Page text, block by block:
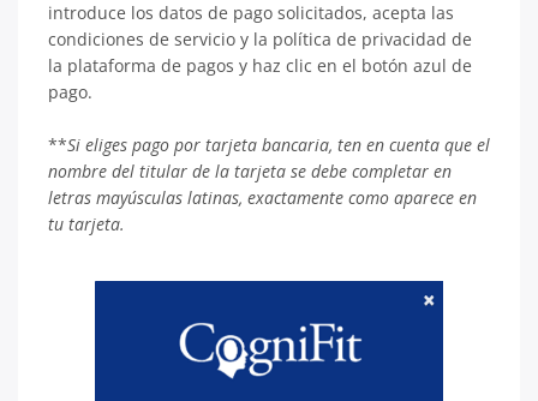
introduce los datos de pago solicitados, acepta las
condiciones de servicio y la política de privacidad de
la plataforma de pagos y haz clic en el botón azul de
pago.
**Si eliges pago por tarjeta bancaria, ten en cuenta que el
nombre del titular de la tarjeta se debe completar en
letras mayúsculas latinas, exactamente como aparece en
tu tarjeta.